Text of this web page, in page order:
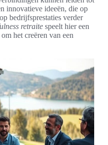
innovatieve ideeën, die op
bedrijfsprestaties verder
retraite speelt hier een
het creëren van een